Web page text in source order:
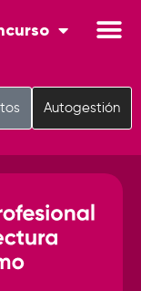
Autogestión